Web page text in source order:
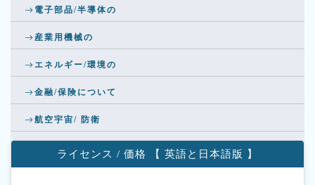
電子部品/半導体の
産業用機械の
エネルギー/環境の
金融/保険について
航空宇宙/ 防衛
ライセンス / 価格 【 英語と日本語版 】